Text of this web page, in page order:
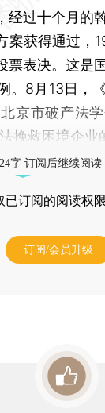
过十个月的
案获得通过，
票表决。这是
。8月13日，
京市破产法
挽救困境企业
字 订阅后继续阅读
已订阅的阅读权限
订阅/会员升级